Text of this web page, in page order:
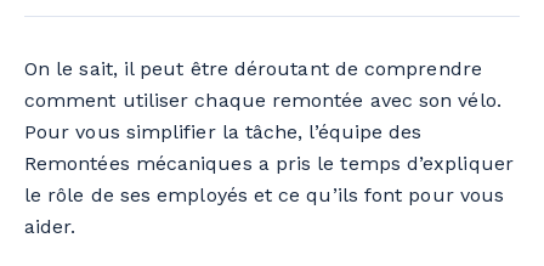
On le sait, il peut être déroutant de comprendre
comment utiliser chaque remontée avec son vélo.
Pour vous simplifier la tâche, l’équipe des
Remontées mécaniques a pris le temps d’expliquer
le rôle de ses employés et ce qu’ils font pour vous
aider.